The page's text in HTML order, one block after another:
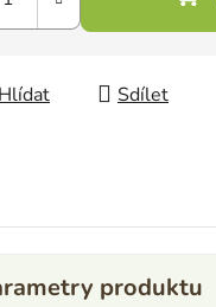
Hlídat Sdílet